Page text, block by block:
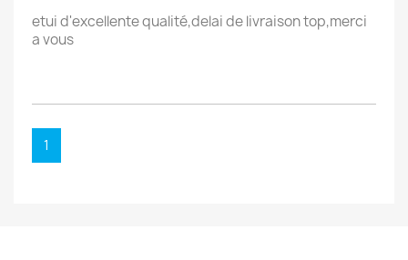
etui d'excellente qualité,delai de livraison top,merci
a vous
1